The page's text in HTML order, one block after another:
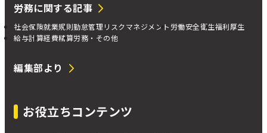
労務に関する記事
社会保険就業規則勤怠管理リスクマネジメント 労働安全衛生福利厚生
給与計算経費精算労務・その他
編集部より
お役立ちコンテンツ